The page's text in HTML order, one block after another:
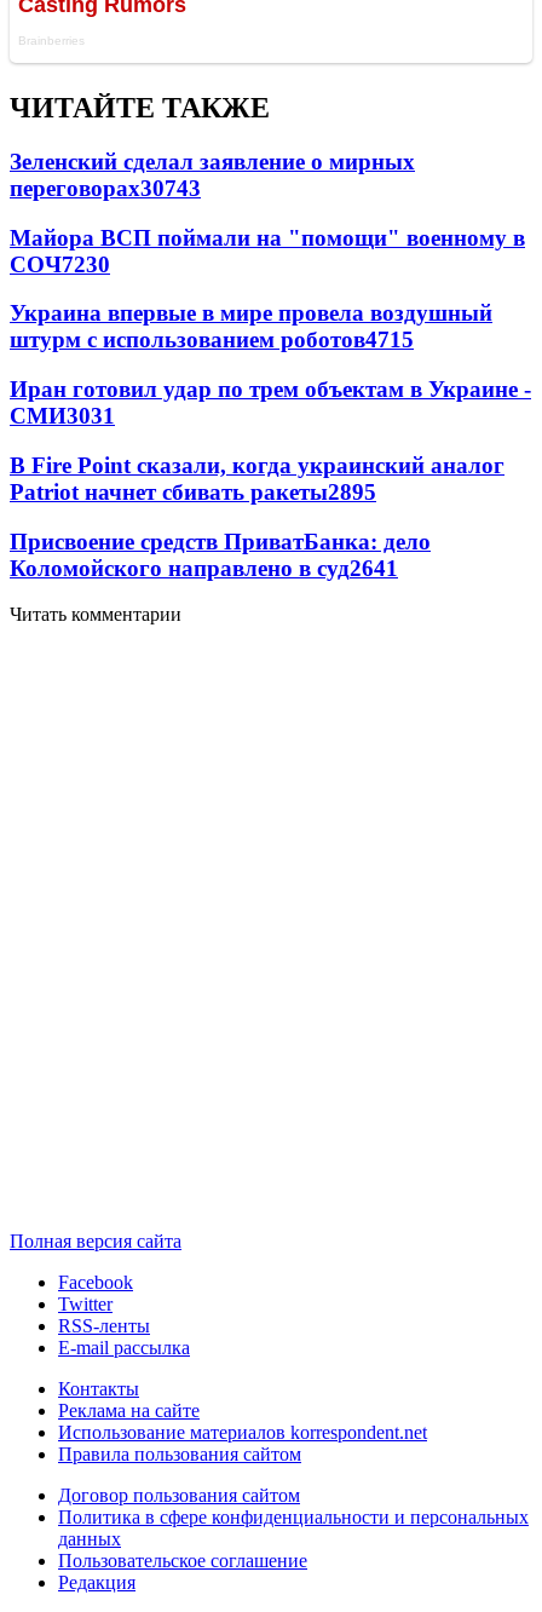
ЧИТАЙТЕ ТАКЖЕ
Зеленский сделал заявление о мирных
переговорах30743
Майора ВСП поймали на "помощи" военному в
СОЧ7230
Украина впервые в мире провела воздушный
штурм с использованием роботов4715
Иран готовил удар по трем объектам в Украине -
СМИ3031
В Fire Point сказали, когда украинский аналог
Patriot начнет сбивать ракеты2895
Присвоение средств ПриватБанка: дело
Коломойского направлено в суд2641
Читать комментарии
Полная версия сайта
Facebook
Twitter
RSS-ленты
E-mail рассылка
Контакты
Реклама на сайте
Использование материалов korrespondent.net
Правила пользования сайтом
Договор пользования сайтом
Политика в сфере конфиденциальности и персональных
данных
Пользовательское соглашение
Редакция